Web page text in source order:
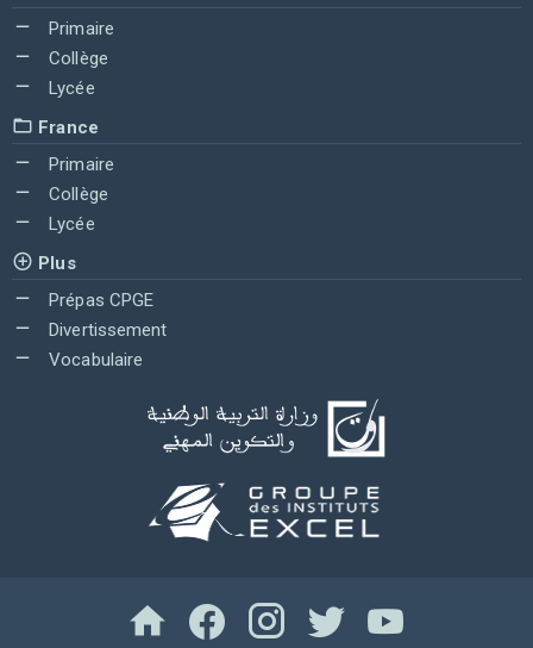
Primaire
Collège
Lycée
France
Primaire
Collège
Lycée
Plus
Prépas CPGE
Divertissement
Vocabulaire